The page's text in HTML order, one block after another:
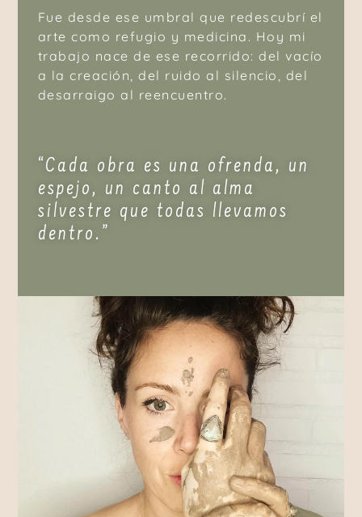
Fue desde ese umbral que redescubrí el
arte como refugio y medicina. Hoy mi
trabajo nace de ese recorrido: del vacío
a la creación, del ruido al silencio, del
desarraigo al reencuentro.
“Cada obra es una ofrenda, un
espejo, un canto al alma
silvestre que todas llevamos
dentro.”